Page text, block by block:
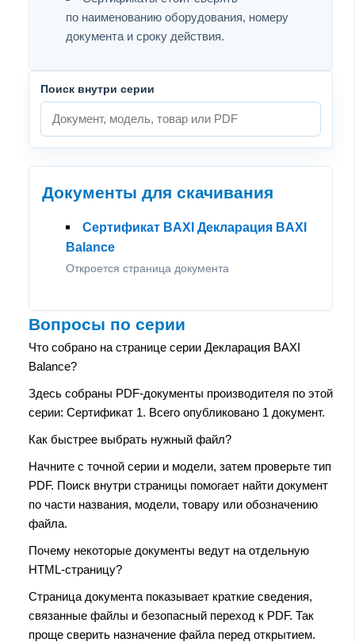
по наименованию оборудования, номеру
документа и сроку действия.
Поиск внутри серии
Документы для скачивания
Сертификат BAXI Декларация BAXI
Balance
Откроется страница документа
Вопросы по серии
Что собрано на странице серии Декларация BAXI
Balance?
Здесь собраны PDF-документы производителя по этой
серии: Сертификат 1. Всего опубликовано 1 документ.
Как быстрее выбрать нужный файл?
Начните с точной серии и модели, затем проверьте тип
PDF. Поиск внутри страницы помогает найти документ
по части названия, модели, товару или обозначению
файла.
Почему некоторые документы ведут на отдельную
HTML-страницу?
Страница документа показывает краткие сведения,
связанные файлы и безопасный переход к PDF. Так
проще сверить назначение файла перед открытием.